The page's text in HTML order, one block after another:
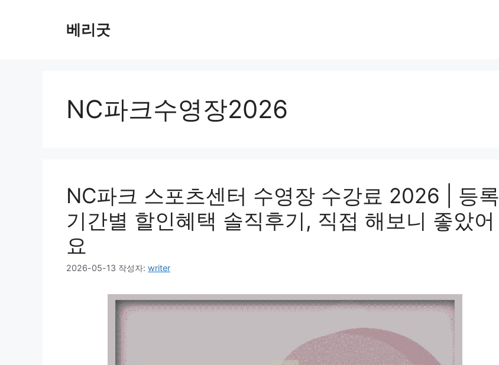
베리굿
NC파크수영장2026
NC파크 스포츠센터 수영장 수강료 2026 | 등록
기간별 할인혜택 솔직후기, 직접 해보니 좋았어
요
2026-05-13 작성자: writer